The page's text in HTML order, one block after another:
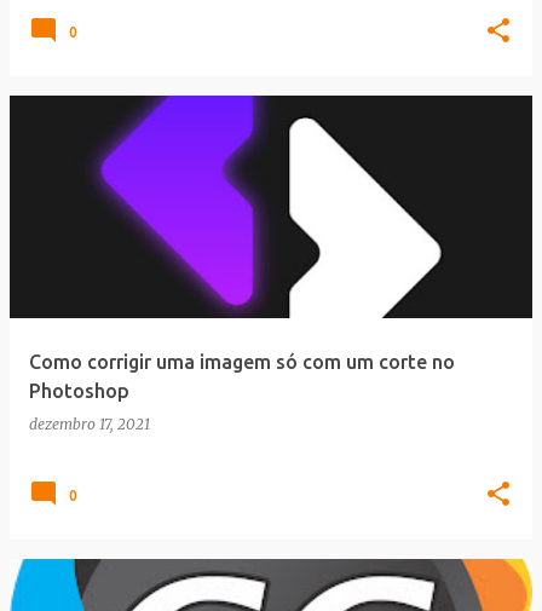
0
Como corrigir uma imagem só com um corte no
Photoshop
dezembro 17, 2021
0